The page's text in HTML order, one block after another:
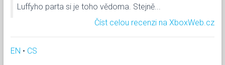
Luffyho parta si je toho vědoma. Stejně...
Číst celou recenzi na XboxWeb.cz
EN • CS